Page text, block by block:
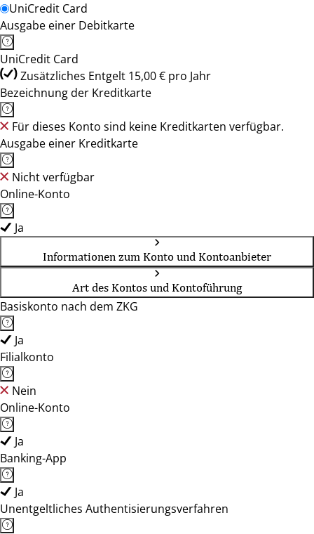
UniCredit Card
Ausgabe einer Debitkarte
UniCredit Card
Zusätzliches Entgelt 15,00 € pro Jahr
Bezeichnung der Kreditkarte
Für dieses Konto sind keine Kreditkarten verfügbar.
Ausgabe einer Kreditkarte
Nicht verfügbar
Online-Konto
Ja
Informationen zum Konto und Kontoanbieter
Art des Kontos und Kontoführung
Basiskonto nach dem ZKG
Ja
Filialkonto
Nein
Online-Konto
Ja
Banking-App
Ja
Unentgeltliches Authentisierungsverfahren